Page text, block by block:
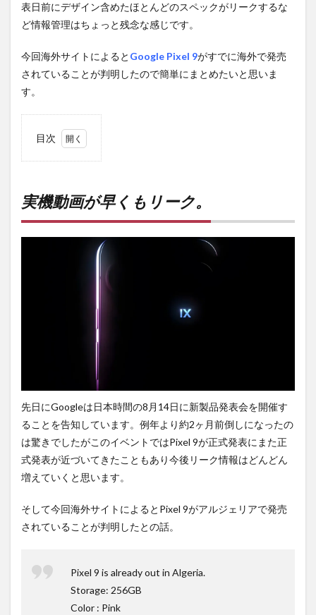
表日前にデザイン含めたほとんどのスペックがリークするな
ど情報管理はちょっと残念な感じです。
今回海外サイトによると Google Pixel 9がすでに海外で発売
されていることが判明したので簡単にまとめたいと思いま
す。
目次
が早
くも
リー
い？
4
まと
め。
5
購入
ち時
料不
実機動画が早くもリーク。
先日にGoogleは日本時間の8月14日に新製品発表会を開催す
ることを告知しています。例年より約2ヶ月前倒しになったの
は驚きでしたがこのイベントではPixel 9が正式発表にまた正
式発表が近づいてきたこともあり今後リーク情報はどんどん
増えていくと思います。
そして今回海外サイトによるとPixel 9がアルジェリアで発売
されていることが判明したとの話。
Pixel 9 is already out in Algeria.
Storage: 256GB
Color : Pink